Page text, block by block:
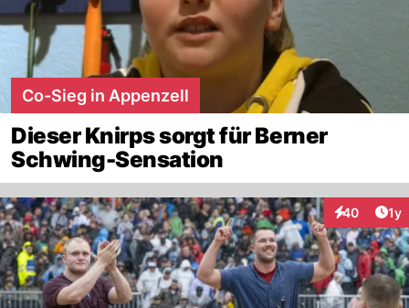
Co-Sieg in Appenzell
Dieser Knirps sorgt für Berner
Schwing-Sensation
40 1y